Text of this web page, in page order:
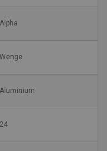
Alpha
Wenge
Aluminium
24